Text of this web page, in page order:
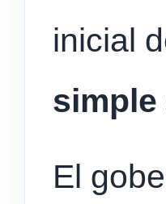
inicial
simple
El